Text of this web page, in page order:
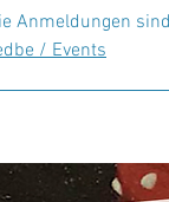
Anmeldungen
/ Events